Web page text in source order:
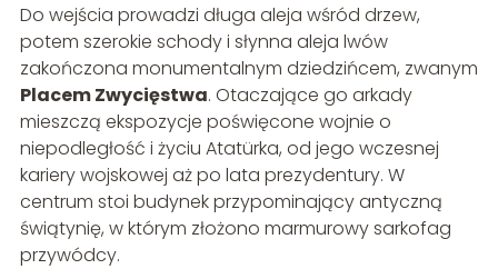
Do wejścia prowadzi długa aleja wśród drzew,
potem szerokie schody i słynna aleja lwów
zakończona monumentalnym dziedzińcem, zwanym
Placem Zwycięstwa. Otaczające go arkady
mieszczą ekspozycje poświęcone wojnie o
niepodległość i życiu Atatürka, od jego wczesnej
kariery wojskowej aż po lata prezydentury. W
centrum stoi budynek przypominający antyczną
świątynię, w którym złożono marmurowy sarkofag
przywódcy.